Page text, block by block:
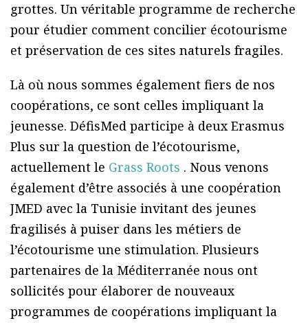
grottes. Un véritable programme de recherche
pour étudier comment concilier écotourisme
et préservation de ces sites naturels fragiles.
Là où nous sommes également fiers de nos
coopérations, ce sont celles impliquant la
jeunesse. DéfisMed participe à deux Erasmus
Plus sur la question de l’écotourisme,
actuellement le Grass Roots . Nous venons
également d’être associés à une coopération
JMED avec la Tunisie invitant des jeunes
fragilisés à puiser dans les métiers de
l’écotourisme une stimulation. Plusieurs
partenaires de la Méditerranée nous ont
sollicités pour élaborer de nouveaux
programmes de coopérations impliquant la